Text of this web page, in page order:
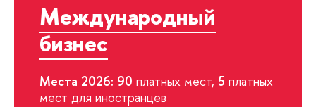
Международный
бизнес
Места 2026: 90 платных мест, 5 платных
мест для иностранцев